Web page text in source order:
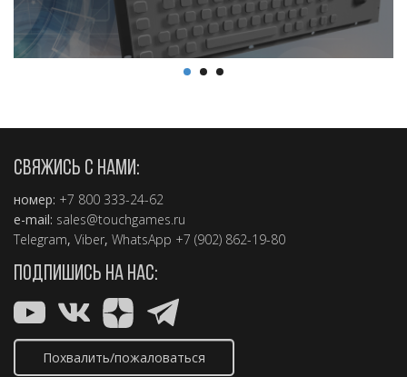
СВЯЖИСЬ С НАМИ:
номер: +7 800 333-24-62
e-mail: sales@touchgames.ru
Telegram, Viber, WhatsApp +7 (902) 862-19-80
ПОДПИШИСЬ НА НАС:
Похвалить/пожаловаться